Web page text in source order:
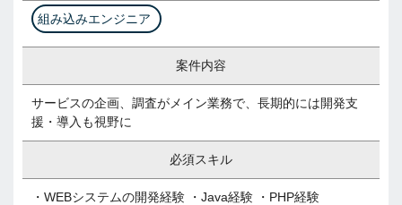
組み込みエンジニア
案件内容
サービスの企画、調査がメイン業務で、長期的には開発支
援・導入も視野に
必須スキル
・WEBシステムの開発経験 ・Java経験 ・PHP経験